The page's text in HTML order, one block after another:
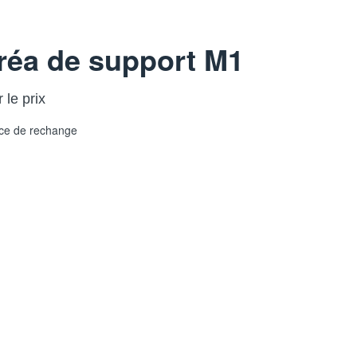
de support M1
le prix
de rechange